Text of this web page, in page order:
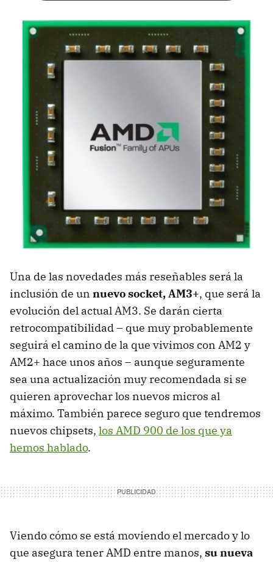
Una de las novedades más reseñables será la
inclusión de un nuevo socket, AM3+, que será la
evolución del actual AM3. Se darán cierta
retrocompatibilidad – que muy probablemente
seguirá el camino de la que vivimos con AM2 y
AM2+ hace unos años – aunque seguramente
sea una actualización muy recomendada si se
quieren aprovechar los nuevos micros al
máximo. También parece seguro que tendremos
nuevos chipsets, los AMD 900 de los que ya
hemos hablado.
Viendo cómo se está moviendo el mercado y lo
que asegura tenerAMD entre manos, su nueva